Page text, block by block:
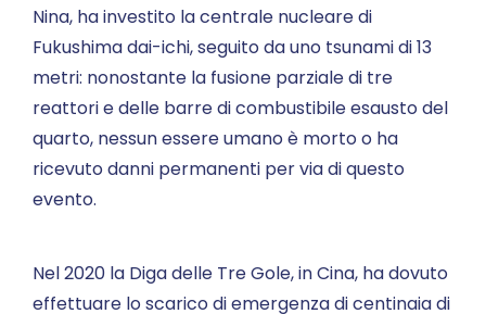
Nina, ha investito la centrale nucleare di
Fukushima dai-ichi, seguito da uno tsunami di 13
metri: nonostante la fusione parziale di tre
reattori e delle barre di combustibile esausto del
quarto, nessun essere umano è morto o ha
ricevuto danni permanenti per via di questo
evento.
Nel 2020 la Diga delle Tre Gole, in Cina, ha dovuto
effettuare lo scarico di emergenza di centinaia di